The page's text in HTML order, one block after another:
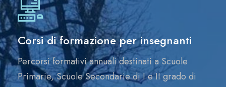
Corsi di formazione per insegnanti
Percorsi formativi annuali destinati a Scuole
Primarie, Scuole Secondarie di I e II grado di